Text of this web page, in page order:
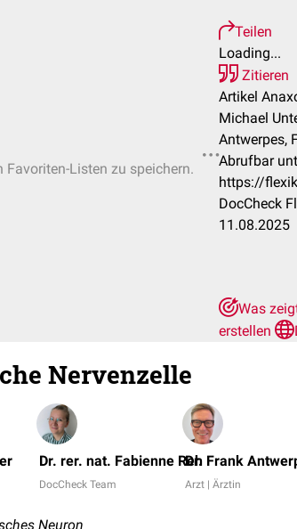
Favoriten-Listen zu speichern.
Teilen
Loading...
Zitieren
Artikel
Michael
Antwerpes,
Abrufbar
https://
DocCheck
11.08.2025
Was
erstellen
Nervenzelle
Dr. rer. nat. Fabienne Reh
DocCheck Team
Dr. Frank
Arzt | Ärztin
Neuron